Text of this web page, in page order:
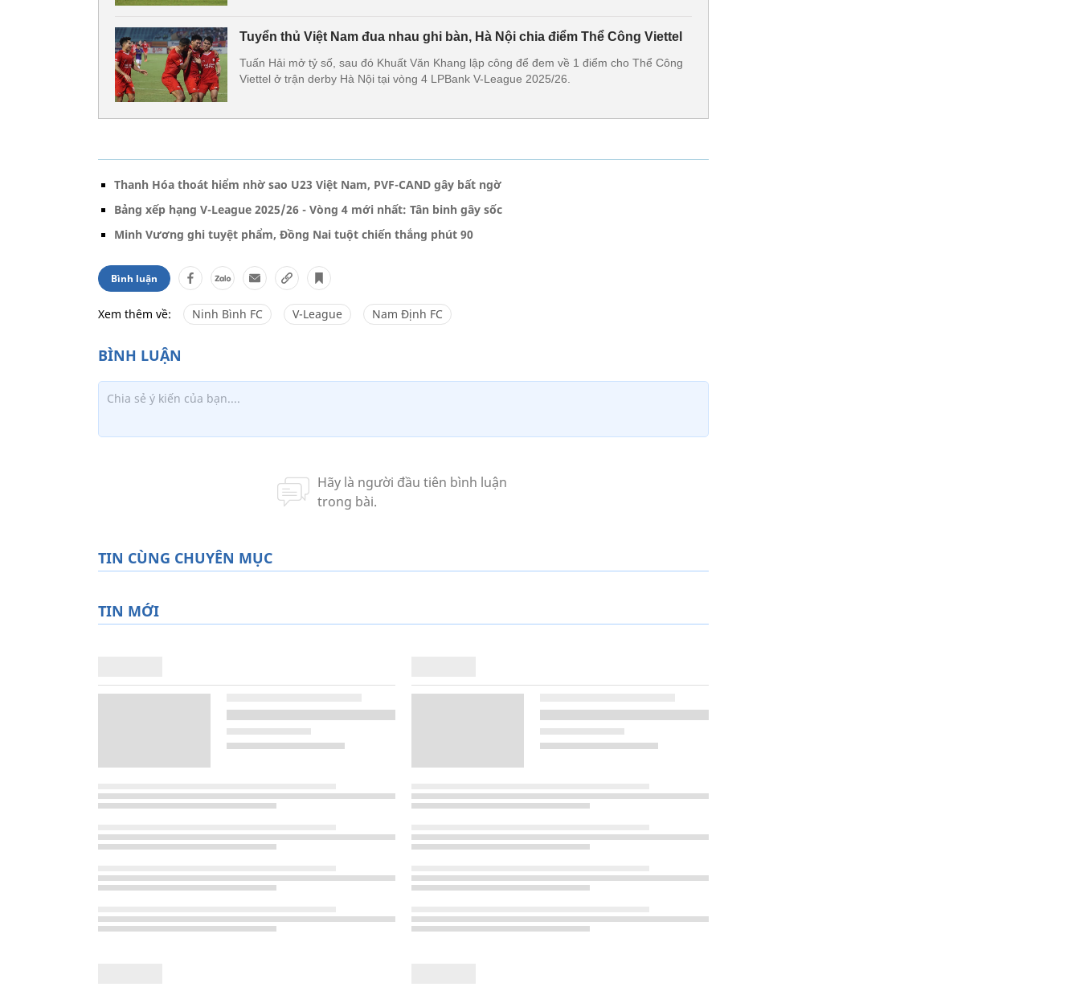
Tuyển thủ Việt Nam đua nhau ghi bàn, Hà Nội chia điểm Thể Công Viettel
Tuấn Hải mở tỷ số, sau đó Khuất Văn Khang lập công để đem về 1 điểm cho Thể Công
Viettel ở trận derby Hà Nội tại vòng 4 LPBank V-League 2025/26.
Thanh Hóa thoát hiểm nhờ sao U23 Việt Nam, PVF-CAND gây bất ngờ
Bảng xếp hạng V-League 2025/26 - Vòng 4 mới nhất: Tân binh gây sốc
Minh Vương ghi tuyệt phẩm, Đồng Nai tuột chiến thắng phút 90
Bình luận
Xem thêm về: Ninh Bình FC V-League Nam Định FC
TIN CÙNG CHUYÊN MỤC
TIN MỚI